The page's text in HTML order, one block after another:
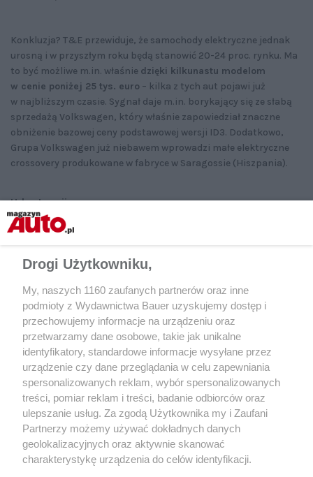
Konkluzja? T&E przewiduje, że samochody elektryczne jednak
urosną i w przyszłym roku będą stanowić 20-24 proc. rynku. Ma
to być możliwe m.in. właśnie dzięki kilkunastu modelom
w cenie poniżej 25 tys. euro – kilka z tych aut pojawi już
w najbliższym czasie. Sygnał daje m.in. borykający się ze słabą
sprzedażą Volkswagen, który właśnie zapowiedział znaczne
obniżenie bazowej ceny podstawowej wersji ID3. Dodatkowo,
Grupa Volkswagen już niebawem wprowadzi małe elektryczne
crossovery produkowane w fabryce w Saragossie (Hiszpania).
Udostępnij
Drogi Użytkowniku,
My, naszych 1160 zaufanych partnerów oraz inne
podmioty z Wydawnictwa Bauer uzyskujemy dostęp i
przechowujemy informacje na urządzeniu oraz
przetwarzamy dane osobowe, takie jak unikalne
identyfikatory, standardowe informacje wysyłane przez
urządzenie czy dane przeglądania w celu zapewniania
spersonalizowanych reklam, wybór spersonalizowanych
treści, pomiar reklam i treści, badanie odbiorców oraz
ulepszanie usług. Za zgodą Użytkownika my i Zaufani
Partnerzy możemy używać dokładnych danych
geolokalizacyjnych oraz aktywnie skanować
charakterystykę urządzenia do celów identyfikacji.